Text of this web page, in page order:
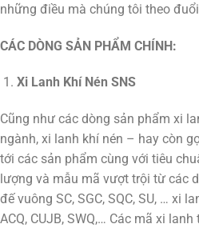
những điều mà chúng tôi theo
CÁC DÒNG SẢN PHẨM CHÍNH:
Xi Lanh Khí Nén SNS
Cũng như các dòng sản phẩm xi
ngành, xi lanh khí nén – hay còn
tới các sản phẩm cùng với tiêu
lượng và mẫu mã vượt trội từ các
đế vuông SC, SGC, SQC, SU, … xi
ACQ, CUJB, SWQ,… Các mã xi